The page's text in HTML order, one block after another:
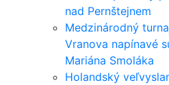
nad Pernštejnem
Medzinárodný
Vranova napínavé
Mariána Smoláka
Holandský